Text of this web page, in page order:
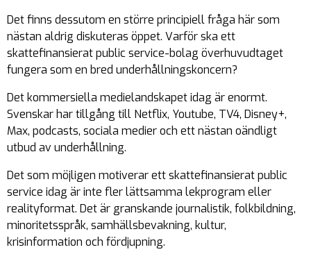
Det finns dessutom en större principiell fråga här som
nästan aldrig diskuteras öppet. Varför ska ett
skattefinansierat public service-bolag överhuvudtaget
fungera som en bred underhållningskoncern?
Det kommersiella medielandskapet idag är enormt.
Svenskar har tillgång till Netflix, Youtube, TV4, Disney+,
Max, podcasts, sociala medier och ett nästan oändligt
utbud av underhållning.
Det som möjligen motiverar ett skattefinansierat public
service idag är inte fler lättsamma lekprogram eller
realityformat. Det är granskande journalistik, folkbildning,
minoritetsspråk, samhällsbevakning, kultur,
krisinformation och fördjupning.